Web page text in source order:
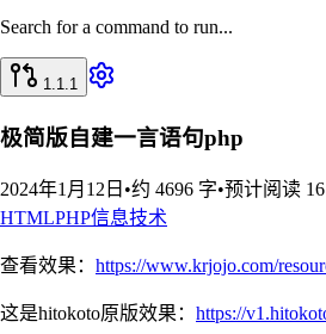
Search for a command to run...
1.1.1
极简版自建一言语句php
2024年1月12日 •约 4696 字•预计阅读
HTMLPHP信息技术
查看效果： https://www.krjojo.com/
这是hitokoto原版效果： https://